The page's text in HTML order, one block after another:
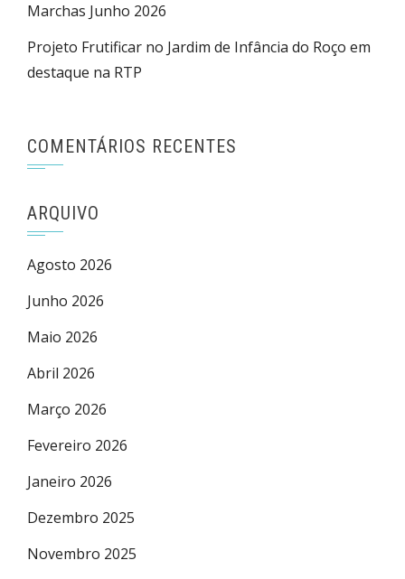
Marchas Junho 2026
Projeto Frutificar no Jardim de Infância do Roço em
destaque na RTP
COMENTÁRIOS RECENTES
ARQUIVO
Agosto 2026
Junho 2026
Maio 2026
Abril 2026
Março 2026
Fevereiro 2026
Janeiro 2026
Dezembro 2025
Novembro 2025